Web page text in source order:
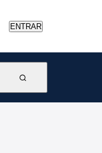
ENTRAR